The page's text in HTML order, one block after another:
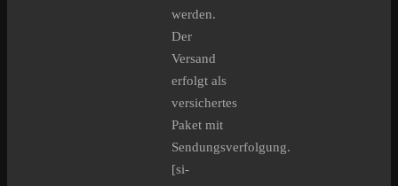
werden.
Der
Versand
erfolgt als
versichertes
Paket mit
Sendungsverfolgung.
[si-